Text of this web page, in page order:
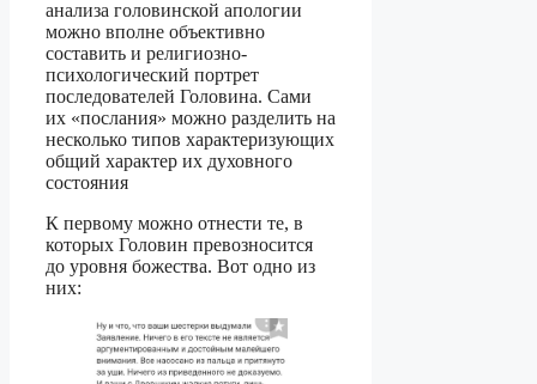
анализа головинской апологии
можно вполне объективно
составить и религиозно-
психологический портрет
последователей Головина. Сами
их «послания» можно разделить на
несколько типов характеризующих
общий характер их духовного
состояния
К первому можно отнести те, в
которых Головин превозносится
до уровня божества. Вот одно из
них: